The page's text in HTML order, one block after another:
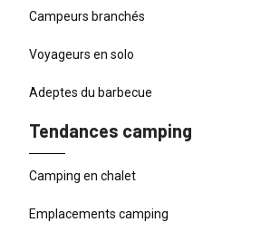
Campeurs branchés
Voyageurs en solo
Adeptes du barbecue
Tendances camping
Camping en chalet
Emplacements camping